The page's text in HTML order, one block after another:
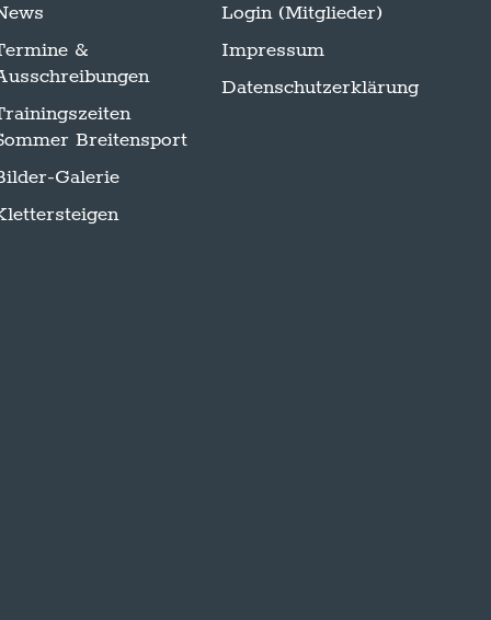
&
Breitensport
Galerie
Login (Mitglieder)
Impressum
Datenschutzerklärung